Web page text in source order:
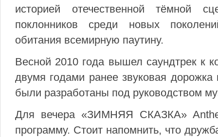
историей отечественной тёмной
поклонников среди новых
обитания всемирную паутину.
Весной 2010 года вышел саундтрек к
двумя годами ранее звуковая
были разработаны под руководством
Для вечера «ЗИМНЯЯ СКАЗКА»
программу. Стоит напомнить, что